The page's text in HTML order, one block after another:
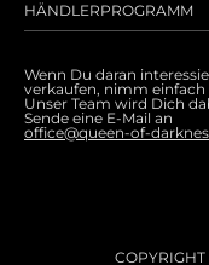
HÄNDLERPROGRAMM
Wenn Du daran
verkaufen, nimm
Unser Team wird Dich
Sende eine E-Mail an
office@queen-of-